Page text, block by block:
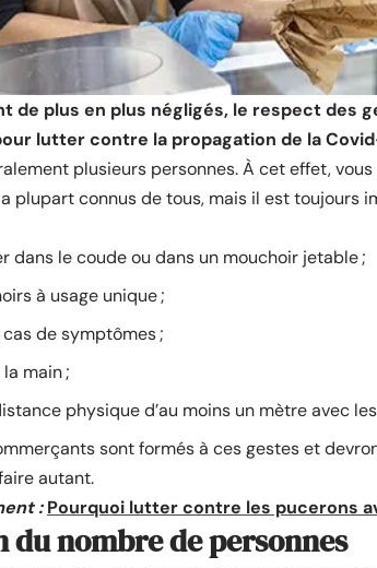
de plus en plus négligés, le respect des
lutter contre la propagation de la
plusieurs personnes. À cet effet,
plupart connus de tous, mais il est toujours
dans le coude ou dans un mouchoir jetable ;
à usage unique ;
de symptômes ;
main ;
physique d’au moins un mètre avec
sont formés à ces gestes et
autant.
: Pourquoi lutter contre les pucerons
nombre de personnes